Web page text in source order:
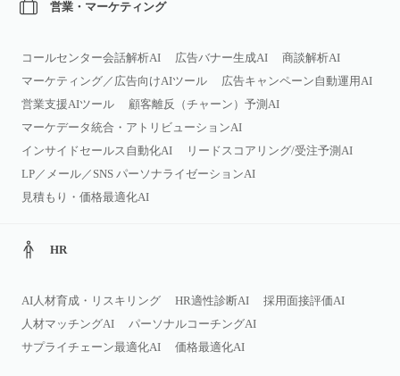
営業・マーケティング
コールセンター会話解析AI 広告バナー生成AI
商談解析AI
マーケティング／広告向けAIツール
広告キャンペーン自動運用AI
営業支援AIツール
顧客離反（チャーン）予測AI
マーケデータ統合・アトリビューションAI
インサイドセールス自動化AI
リードスコアリング/受注予測AI
LP／メール／SNS パーソナライゼーションAI
見積もり・価格最適化AI
HR
AI人材育成・リスキリング HR適性診断AI
採用面接評価AI
人材マッチングAI
パーソナルコーチングAI
サプライチェーン最適化AI
価格最適化AI